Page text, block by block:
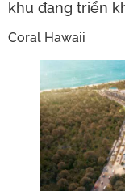
khu đang triển
Coral Hawaii